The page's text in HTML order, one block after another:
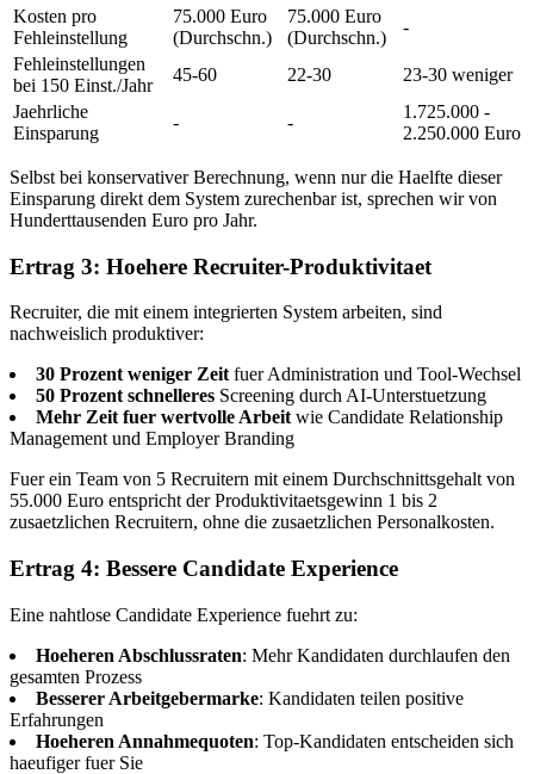
Kosten pro
Fehleinstellung
75.000 Euro
(Durchschn.)
75.000 Euro
(Durchschn.)
-
Fehleinstellungen
bei 150 Einst./Jahr
45-60 22-30
23-30 weniger
Jaehrliche
Einsparung
- -
1.725.000 -
2.250.000 Euro
Selbst bei konservativer Berechnung, wenn nur die Haelfte dieser
Einsparung direkt dem System zurechenbar ist, sprechen wir von
Hunderttausenden Euro pro Jahr.
Ertrag 3: Hoehere Recruiter-Produktivitaet
Recruiter, die mit einem integrierten System arbeiten, sind
nachweislich produktiver:
30 Prozent weniger Zeitfuer Administration und Tool-Wechsel
50 Prozent schnelleres Screening durch AI-Unterstuetzung
Mehr Zeit fuer wertvolle Arbeitwie Candidate Relationship
Management und Employer Branding
Fuer ein Team von 5 Recruitern mit einem Durchschnittsgehalt von
55.000 Euro entspricht der Produktivitaetsgewinn 1 bis 2
zusaetzlichen Recruitern, ohne die zusaetzlichen Personalkosten.
Ertrag 4: Bessere Candidate Experience
Eine nahtlose Candidate Experience fuehrt zu:
Hoeheren Abschlussraten: Mehr Kandidaten durchlaufen den
gesamten Prozess
Besserer Arbeitgebermarke: Kandidaten teilen positive
Erfahrungen
Hoeheren Annahmequoten: Top-Kandidaten entscheiden sich
haeufiger fuer Sie